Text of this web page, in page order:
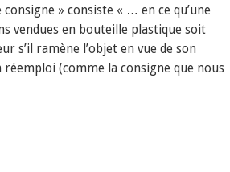
consigne » consiste « … en ce qu’une
vendues en bouteille plastique soit
s’il ramène l’objet en vue de son
réemploi (comme la consigne que nous